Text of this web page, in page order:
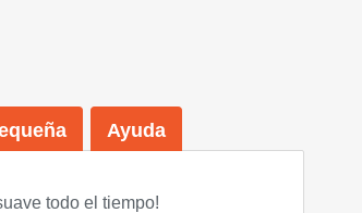
Ayuda
todo el tiempo!